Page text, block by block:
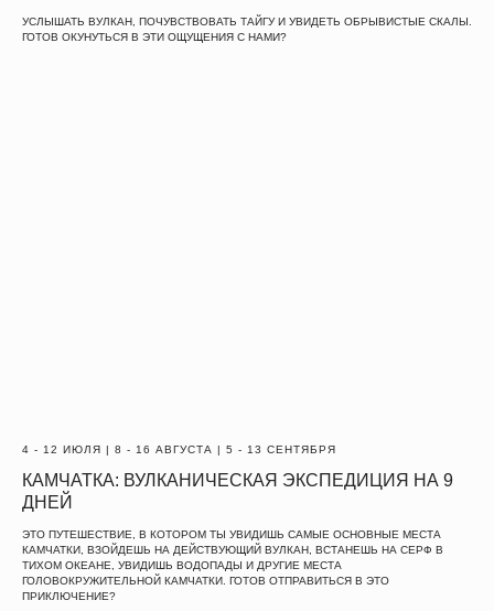
УСЛЫШАТЬ ВУЛКАН, ПОЧУВСТВОВАТЬ ТАЙГУ И УВИДЕТЬ ОБРЫВИСТЫЕ СКАЛЫ.
ГОТОВ ОКУНУТЬСЯ В ЭТИ ОЩУЩЕНИЯ С НАМИ?
4 - 12 ИЮЛЯ | 8 - 16 АВГУСТА | 5 - 13 СЕНТЯБРЯ
КАМЧАТКА: ВУЛКАНИЧЕСКАЯ ЭКСПЕДИЦИЯ НА 9
ДНЕЙ
ЭТО ПУТЕШЕСТВИЕ, В КОТОРОМ ТЫ УВИДИШЬ САМЫЕ ОСНОВНЫЕ МЕСТА
КАМЧАТКИ, ВЗОЙДЕШЬ НА ДЕЙСТВУЮЩИЙ ВУЛКАН, ВСТАНЕШЬ НА СЕРФ В
ТИХОМ ОКЕАНЕ, УВИДИШЬ ВОДОПАДЫ И ДРУГИЕ МЕСТА
ГОЛОВОКРУЖИТЕЛЬНОЙ КАМЧАТКИ. ГОТОВ ОТПРАВИТЬСЯ В ЭТО
ПРИКЛЮЧЕНИЕ?
ЕЩЕ
СОМНЕВАЕШЬСЯ?
НАПИШИ